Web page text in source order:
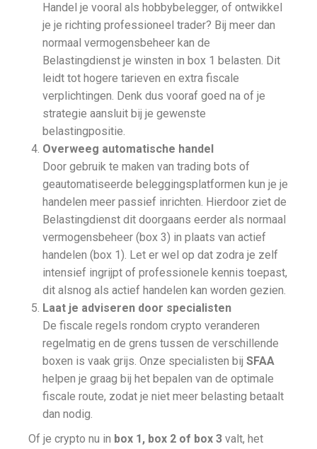
Handel je vooral als hobbybelegger, of ontwikkel
je je richting professioneel trader? Bij meer dan
normaal vermogensbeheer kan de
Belastingdienst je winsten in box 1 belasten. Dit
leidt tot hogere tarieven en extra fiscale
verplichtingen. Denk dus vooraf goed na of je
strategie aansluit bij je gewenste
belastingpositie.
Overweeg automatische handel
Door gebruik te maken van trading bots of
geautomatiseerde beleggingsplatformen kun je je
handelen meer passief inrichten. Hierdoor ziet de
Belastingdienst dit doorgaans eerder als normaal
vermogensbeheer (box 3) in plaats van actief
handelen (box 1). Let er wel op dat zodra je zelf
intensief ingrijpt of professionele kennis toepast,
dit alsnog als actief handelen kan worden gezien.
Laat je adviseren door specialisten
De fiscale regels rondom crypto veranderen
regelmatig en de grens tussen de verschillende
boxen is vaak grijs. Onze specialisten bij SFAA
helpen je graag bij het bepalen van de optimale
fiscale route, zodat je niet meer belasting betaalt
dan nodig.
Of je crypto nu in box 1, box 2 of box 3 valt, het